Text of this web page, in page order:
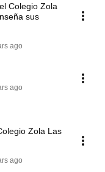
pilares.
Colegio Zola
sus
ago
ago
Zola Las
ago